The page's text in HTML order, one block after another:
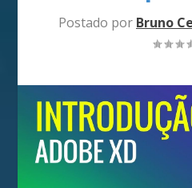
Postado por Bruno